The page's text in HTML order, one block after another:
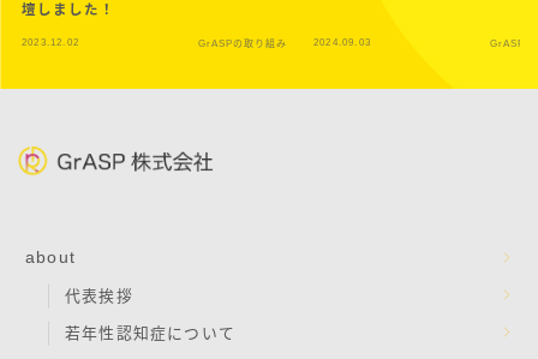
壇しました！
2023.12.02 GrASPの取り組み 2024.09.03 GrASPの
about
代表挨拶
若年性認知症について